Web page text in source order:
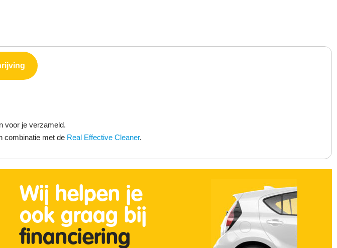
voor je verzameld.
combinatie met de Real Effective Cleaner.
Wij helpen je
ook graag bij
financiering